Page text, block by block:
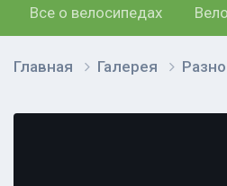
Все о велосипедах
Главная Галерея